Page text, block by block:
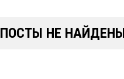
ПОСТЫ НЕ